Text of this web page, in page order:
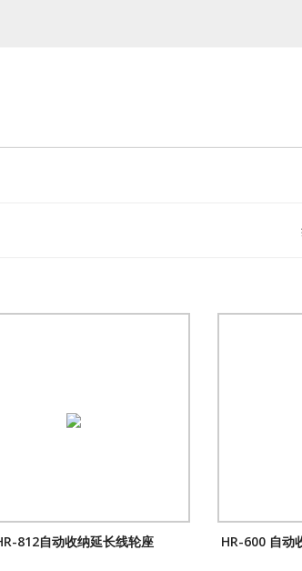
812自动收纳延长线轮座 HR-600 自动